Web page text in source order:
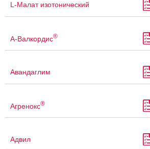
L-Малат изотонический
А-Валкордис®
Авандаглим
Агренокс®
Адвил